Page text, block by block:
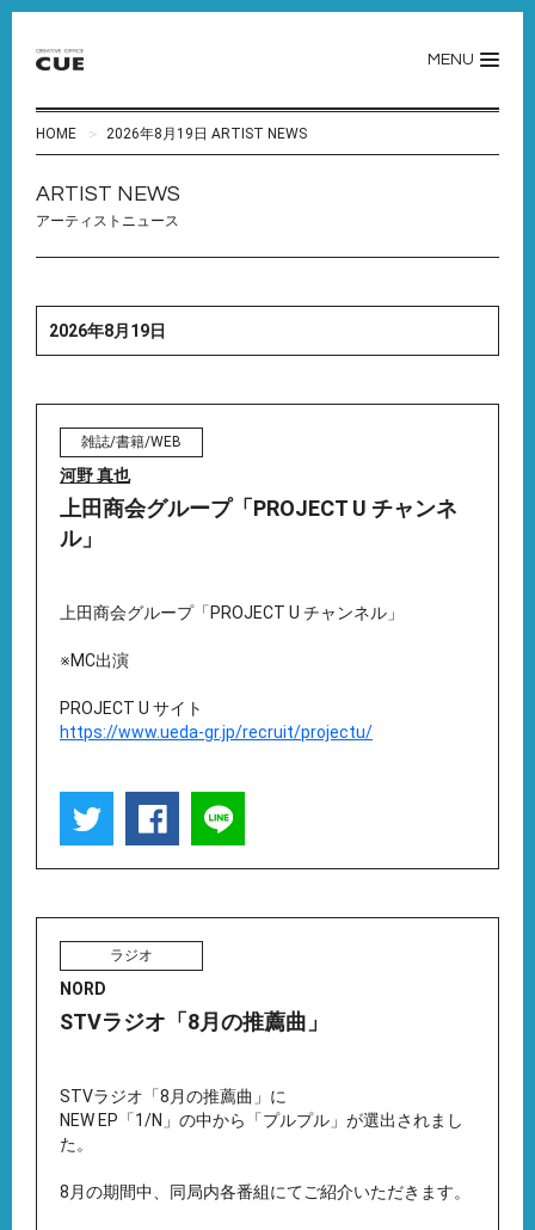
MENU
HOME 2026年8月19日 ARTIST NEWS
ARTIST NEWS
アーティストニュース
2026年8月19日
雑誌/書籍/WEB
河野 真也
上田商会グループ「PROJECT U チャンネ
ル」
上田商会グループ「PROJECT U チャンネル」
※MC出演
PROJECT U サイト
https://www.ueda-gr.jp/recruit/projectu/
ラジオ
NORD
STVラジオ「8月の推薦曲」
STVラジオ「8月の推薦曲」に
NEW EP「1/N」の中から「プルプル」が選出されまし
た。
8月の期間中、同局内各番組にてご紹介いただきます。